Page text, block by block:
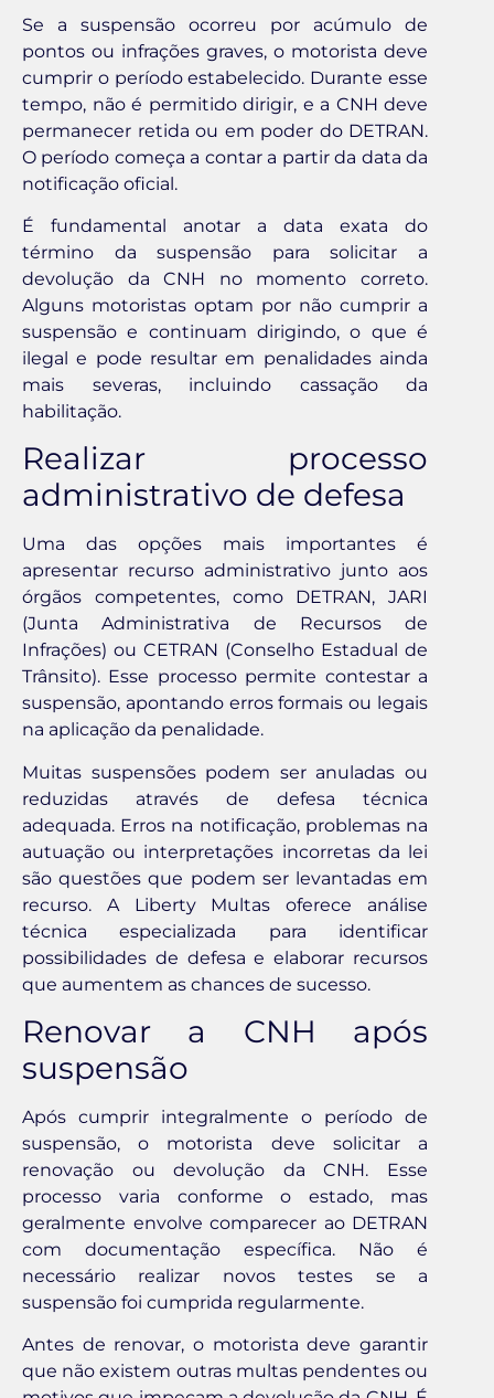
Se a suspensão ocorreu por acúmulo de
pontos ou infrações graves, o motorista deve
cumprir o período estabelecido. Durante esse
tempo, não é permitido dirigir, e a CNH deve
permanecer retida ou em poder do DETRAN.
O período começa a contar a partir da data da
notificação oficial.
É fundamental anotar a data exata do
término da suspensão para solicitar a
devolução da CNH no momento correto.
Alguns motoristas optam por não cumprir a
suspensão e continuam dirigindo, o que é
ilegal e pode resultar em penalidades ainda
mais severas, incluindo cassação da
habilitação.
Realizar processo
administrativo de defesa
Uma das opções mais importantes é
apresentar recurso administrativo junto aos
órgãos competentes, como DETRAN, JARI
(Junta Administrativa de Recursos de
Infrações) ou CETRAN (Conselho Estadual de
Trânsito). Esse processo permite contestar a
suspensão, apontando erros formais ou legais
na aplicação da penalidade.
Muitas suspensões podem ser anuladas ou
reduzidas através de defesa técnica
adequada. Erros na notificação, problemas na
autuação ou interpretações incorretas da lei
são questões que podem ser levantadas em
recurso. A Liberty Multas oferece análise
técnica especializada para identificar
possibilidades de defesa e elaborar recursos
que aumentem as chances de sucesso.
Renovar a CNH após
suspensão
Após cumprir integralmente o período de
suspensão, o motorista deve solicitar a
renovação ou devolução da CNH. Esse
processo varia conforme o estado, mas
geralmente envolve comparecer ao DETRAN
com documentação específica. Não é
necessário realizar novos testes se a
suspensão foi cumprida regularmente.
Antes de renovar, o motorista deve garantir
que não existem outras multas pendentes ou